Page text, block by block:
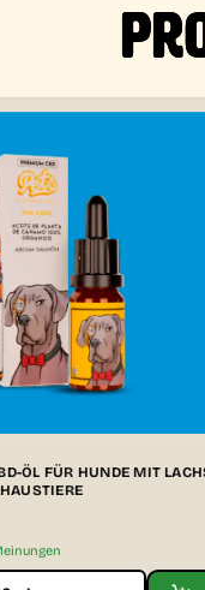
ÖL FÜR HUNDE MIT